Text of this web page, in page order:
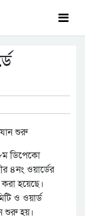
ডিপেকো
৪নং ওয়ার্ডের
হয়েছে।
ও ওয়ার্ড
শুরু হয়।